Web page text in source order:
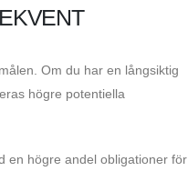
Om du har en långsiktig
högre potentiella
en högre andel obligationer för